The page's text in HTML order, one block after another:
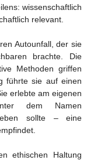
wissenschaftlich
relevant.
Autounfall, der sie
brachte. Die
Methoden griffen
führte sie auf einen
erlebte am eigenen
dem Namen
sollte – eine
ethischen Haltung